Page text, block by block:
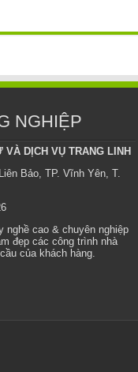
NGHIỆP
DỊCH VỤ TRANG LINH
Bảo, TP. Vĩnh Yên, T.
nghề cao & chuyên nghiệp
đẹp các công trình nhà
của khách hàng.